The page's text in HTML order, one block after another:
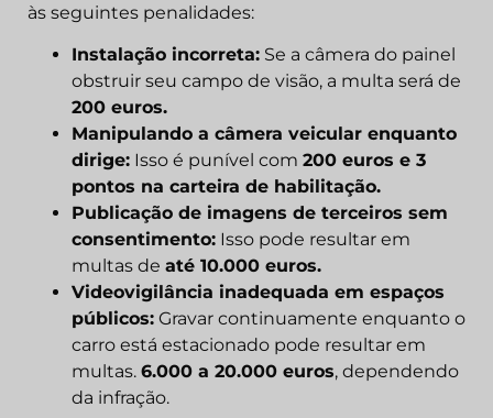
às seguintes penalidades:
Instalação incorreta: Se a câmera do painel
obstruir seu campo de visão, a multa será de
200 euros.
Manipulando a câmera veicular enquanto
dirige: Isso é punível com 200 euros e 3
pontos na carteira de habilitação.
Publicação de imagens de terceiros sem
consentimento: Isso pode resultar em
multas de até 10.000 euros.
Videovigilância inadequada em espaços
públicos: Gravar continuamente enquanto o
carro está estacionado pode resultar em
multas. 6.000 a 20.000 euros, dependendo
da infração.